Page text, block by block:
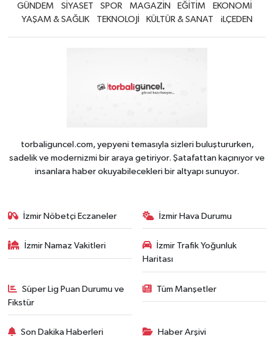
GÜNDEM SİYASET SPOR MAGAZİN EĞİTİM
EKONOMİ
YAŞAM & SAĞLIK
TEKNOLOJİ KÜLTÜR & SANAT iLÇEDEN
torbaliguncel.com, yepyeni temasıyla sizleri buluştururken,
sadelik ve modernizmi bir araya getiriyor. Şatafattan kaçınıyor ve
insanlara haber okuyabilecekleri bir altyapı sunuyor.
İzmir Nöbetçi Eczaneler İzmir Hava Durumu
İzmir Namaz Vakitleri
İzmir Trafik Yoğunluk
Haritası
Süper Lig Puan Durumu ve
Fikstür
Tüm Manşetler
Son Dakika Haberleri Haber Arşivi